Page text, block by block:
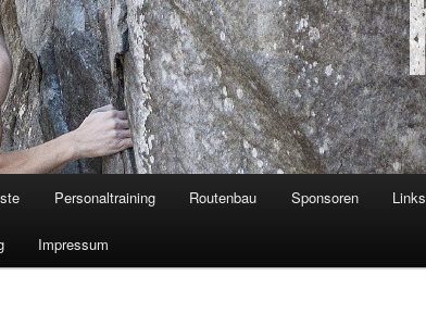
Personaltraining Routenbau Sponsoren Links
Impressum